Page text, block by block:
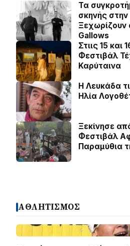
Τα
σκηνής
Ξεχωρίζουν
Gallows
Στιις 15 και
Φεστιβάλ
Καρύταινα
Η Λευκάδα
Ηλία
Ξεκίνησε
Φεστιβάλ
Παραμύθια
ΑΘΛΗΤΙΣΜΟΣ